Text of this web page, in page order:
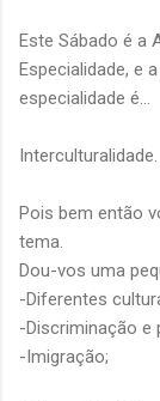
Este Sábado é a
Especialidade, e a
especialidade é...
Interculturalidade.
Pois bem então
tema.
Dou-vos uma
-Diferentes
-Discriminação e
-Imigração;